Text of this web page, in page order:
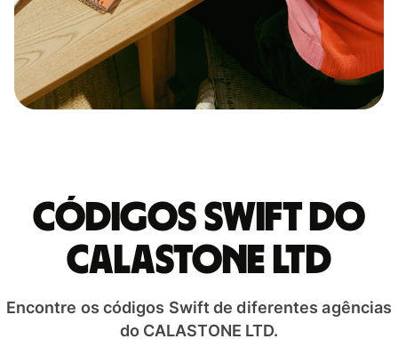
Códigos Swift do
CALASTONE LTD
Encontre os códigos Swift de diferentes agências
do CALASTONE LTD.